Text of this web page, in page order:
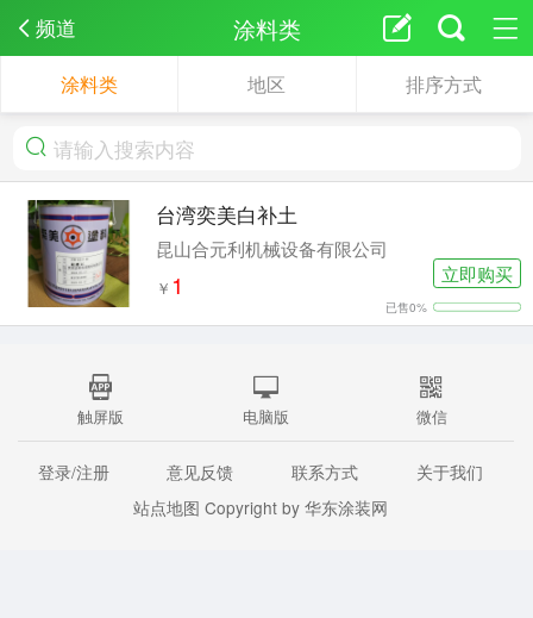
频道 涂料类
涂料类 地区 排序方式
台湾奕美白补土
昆山合元利机械设备有限公司
￥ 1 立即购买
已售0%
触屏版 电脑版 微信
登录/注册 意见反馈 联系方式
关于我们
站点地图 Copyright by 华东涂装网